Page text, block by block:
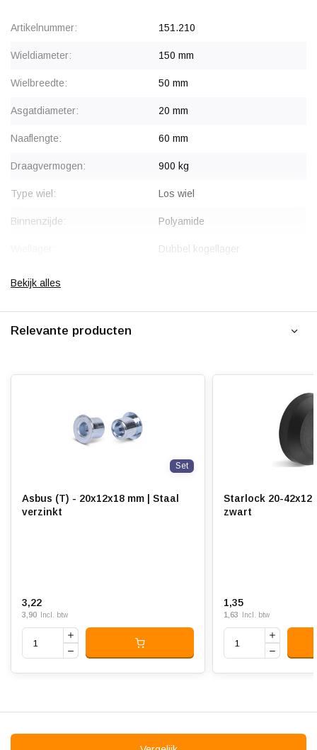
Artikelnummer: 151.210
Wieldiameter: 150 mm
Wielbreedte: 50 mm
Asgatdiameter: 20 mm
Naaflengte: 60 mm
Draagvermogen: 900 kg
Type wiel: Los wiel
Binnenzijde: Polyamide
Dubbel kogellager
Bandage:
Rolweerstand:
Bekijk alles
Relevante producten
Set
Asbus (T) - 20x12x18 mm | Staal
verzinkt
3,22
3,90 Incl. btw
Starlock 20-
zwart
1,35
1,63 Incl. btw